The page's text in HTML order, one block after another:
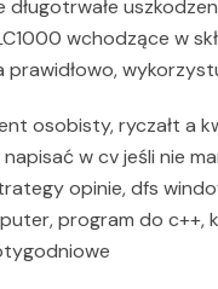
długotrwałe
wchodzące w
prawidłowo,
osobisty, ryczałt a
w cv jeśli nie
opinie, dfs
program do c++,